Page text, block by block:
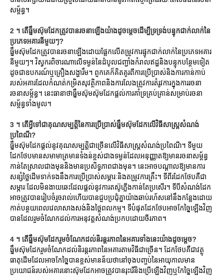
សម្ព័ន្ធ។
2 ។ តើធ្នឹមស៊ុមដែកត្រូវបានរចនាឡើងយ៉ាងដូចម្តេចដើម្បីទ្រទ្រង់បន្ទុកជាក់លាក់នៃ
ប្រភេទអគារនីមួយៗ?
ធ្នឹមស៊ុមដែកត្រូវបានរចនាឡើងដោយផ្អែកលើតម្រូវការផ្ទុកជាក់លាក់នៃប្រភេទអគារ
នីមួយៗ។ វិស្វករពិចារណាលើទម្ងន់នៃដំបូលជញ្ជាំងកំរាលឥដ្ឋនិងបន្ទុកបន្ថែមទៀត
ដូចជាឧបករណ៍ឬគ្រឿងសង្ហារឹម។ ពួកគេក៏គិតគូរពីការប្រើប្រាស់និងការកាន់កាប់
របស់អគារដែលកំណត់កម្រិតសុវត្ថិភាពនិងការលែងត្រូវការតំរូវការក្នុងការរចនា
រចនាសម្ព័ន្ធ។ នេះធានាថាធ្នឹមស៊ុមស៊ុមដែកផ្តល់ការគាំទ្រគ្រប់គ្រាន់សម្រាប់រចនា
សម្ព័ន្ធទាំងមូល។
3 ។ តើអ្វីទៅជាគុណសម្បត្តិនៃការប្រើប្រាស់ធ្នឹមស៊ុមដែកលើវិធីសាស្ត្រសំណង់
ប្រពៃណី?
ធ្នឹមស៊ុមដែកផ្តល់នូវគុណសម្បត្តិជាច្រើនលើវិធីសាស្រ្តសំណង់ប្រពៃណី។ ទីមួយ
ដែកថែបមានសមាមាត្រមានទំងន់ខ្ពស់ជាងទម្ងន់ដែលអនុញ្ញាតឱ្យមានរចនាសម្ព័ន្ធ
កាន់តែស្រាលជាងមុននិងមានប្រសិទ្ធភាពជាងមុន។ នេះអាចបណ្តាលឱ្យមានការ
សន្សំថ្លៃដើមទាក់ទងនឹងការប្រើប្រាស់សម្ភារៈនិងតម្រូវការគ្រឹះ។ ទីពីរដែកថែបគឺជា
សម្ភារៈដែលមិនងាយឆេះដែលផ្តល់នូវការតស៊ូភ្លើងកាន់តែប្រសើរ។ ទីបីសំណង់ដែក
អាចត្រូវបានរៀបចំរួចរាល់ហើយបានជួបប្រជុំគ្នាយ៉ាងឆាប់រហ័សនៅនឹងកន្លែងដោយ
កាត់បន្ថយពេលវេលាសាងសង់និងថ្លៃពលកម្ម។ ទីបំផុតដែកថែបអាចកែច្នៃឡើងវិញ
បានដែលរួមចំណែកដល់ការអនុវត្តសំណង់ប្រកបដោយចីរភាព។
4 ។ តើធ្នឹមស៊ុមដែករួមចំណែកដល់និរន្តរភាពនៃអគារទាំងនេះយ៉ាងដូចម្តេច?
ធ្នឹមស៊ុមដែករួមចំណែកដល់និរន្តរភាពនៃអគារតាមវិធីជាច្រើន។ ដែកថែបគឺជាវត្ថុ
ធាតុដើមដែលអាចកែច្នៃបានខ្ពស់មានន័យថានៅចុងបញ្ចប់នៃអាយុកាលមាន
ប្រយោជន៍របស់អគារនោះស៊ុមដែកអាចត្រូវបានរុះរើនិងប្រើឡើងវិញឬកែច្នៃឡើងវិញ